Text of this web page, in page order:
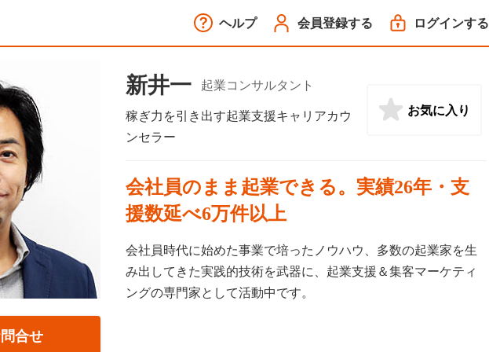
ヘルプ 会員登録する ログインする
合せ
新井一 起業コンサルタント
稼ぎ力を引き出す起業支援キャリアカウ
ンセラー
お気に入り
会社員のまま起業できる。実績26年・支
援数延べ6万件以上
会社員時代に始めた事業で培ったノウハウ、多数の起業家を生
み出してきた実践的技術を武器に、起業支援＆集客マーケティ
ングの専門家として活動中です。